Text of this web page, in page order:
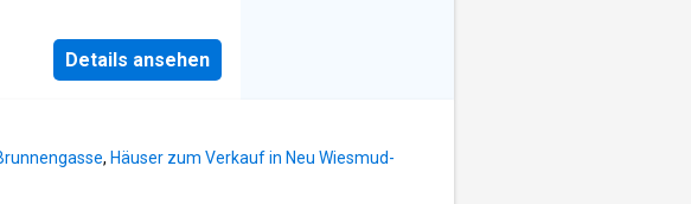
mit
Kaufpreis!Mit einer
rd. 110 m² und vier
sorgt für eine
Details ansehen
, Häuser zum Verkauf in Neu Wiesmud-